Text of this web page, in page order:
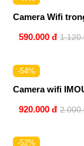
Camera Wifi
590.000 đ
-54%
Camera wifi
920.000 đ
-52%